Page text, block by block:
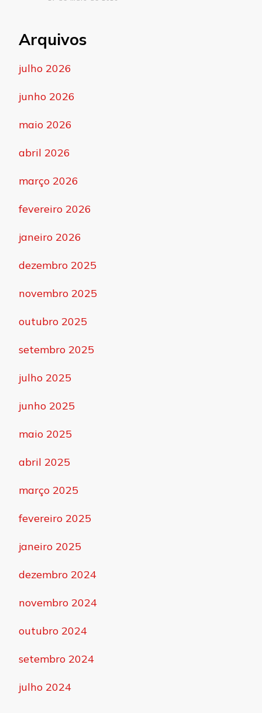
Arquivos
julho 2026
junho 2026
maio 2026
abril 2026
março 2026
fevereiro 2026
janeiro 2026
dezembro 2025
novembro 2025
outubro 2025
setembro 2025
julho 2025
junho 2025
maio 2025
abril 2025
março 2025
fevereiro 2025
janeiro 2025
dezembro 2024
novembro 2024
outubro 2024
setembro 2024
julho 2024